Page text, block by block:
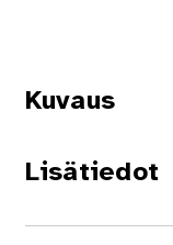
Kuvaus
Lisätiedot